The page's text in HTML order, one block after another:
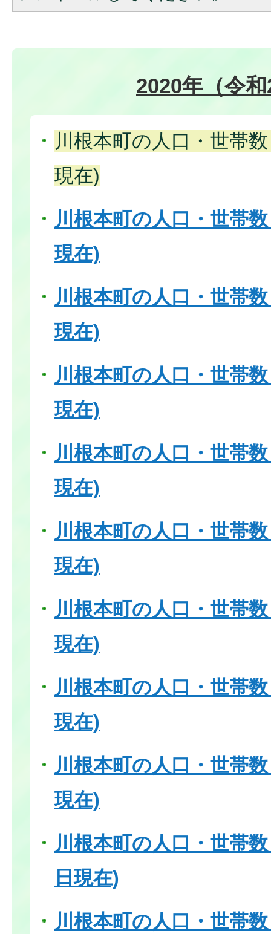
2020年（令
川根本町の人口・世帯
現在)
川根本町の人口・世帯
現在)
川根本町の人口・世帯
現在)
川根本町の人口・世帯
現在)
川根本町の人口・世帯
現在)
川根本町の人口・世帯
現在)
川根本町の人口・世帯
現在)
川根本町の人口・世帯
現在)
川根本町の人口・世帯
現在)
川根本町の人口・世帯
日現在)
川根本町の人口・世帯